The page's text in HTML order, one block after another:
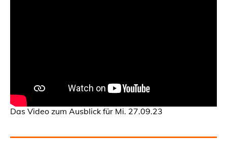
Das Video zum Ausblick für Mi. 27.09.23